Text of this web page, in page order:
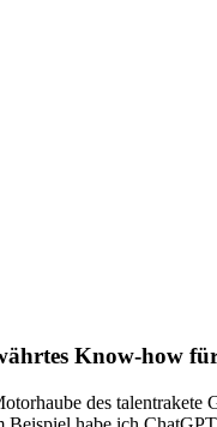
Know-how
des talentrakete